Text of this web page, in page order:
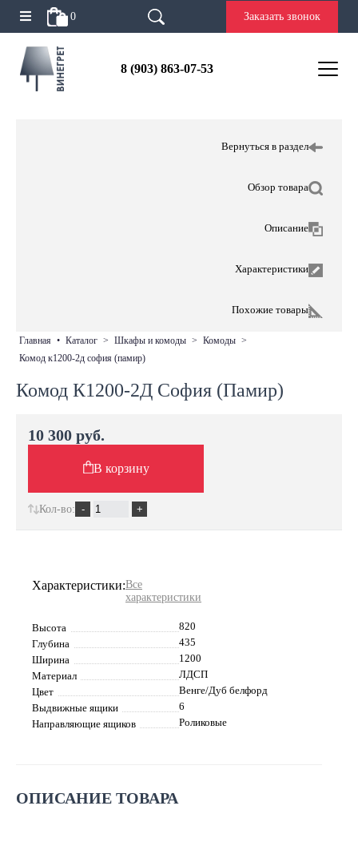
0 Заказать звонок
8 (903) 863-07-53
Вернуться в раздел
Обзор товара
Описание
Характеристики
Похожие товары
главная • каталог > шкафы и комоды > комоды >
комод к1200-2д софия (памир)
Комод К1200-2Д София (Памир)
Характеристики:Все
характеристики
Высота
820
Глубина
435
Ширина
1200
Материал
ЛДСП
Цвет
Венге/Дуб белфорд
Выдвижные ящики
6
Направляющие ящиков
Роликовые
ОПИСАНИЕ ТОВАРА
10 300 руб.
В корзину
Кол-во: